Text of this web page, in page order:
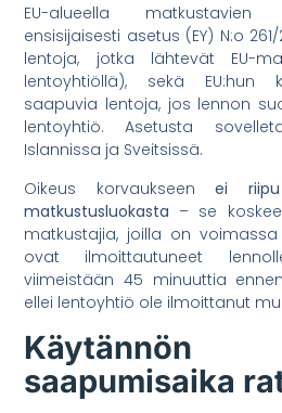
EU-alueella
ensisijaisesti asetus (EY) N:o
lentoja, jotka lähtevät EU-
lentoyhtiöllä), sekä EU:hun
saapuvia lentoja, jos lennon
lentoyhtiö. Asetusta
Islannissa ja Sveitsissä.
Oikeus korvaukseenei
matkustusluokasta – se
matkustajia, joilla on
ovat ilmoittautuneet
viimeistään 45 minuuttia
ellei lentoyhtiö ole ilmoittanut
Käytännön
saapumisaika